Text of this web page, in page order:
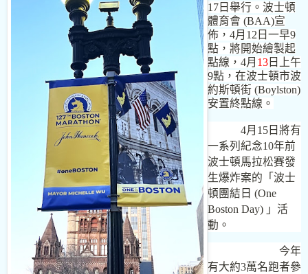
17 日舉行。波士頓
體育會 (BAA)宣
佈， 4月 12 日一早9
點，將開始繪製起
點線， 4月 13 日上午
9點，在波士頓市波
約斯頓街 (Boylston)
安置終點線。
4月 15 日將有
一系列紀念10年前
波士頓馬拉松賽發
生爆炸案的「波士
頓團結日 (One
Boston Day) 」活
動。
今年
有大約3萬名跑者參